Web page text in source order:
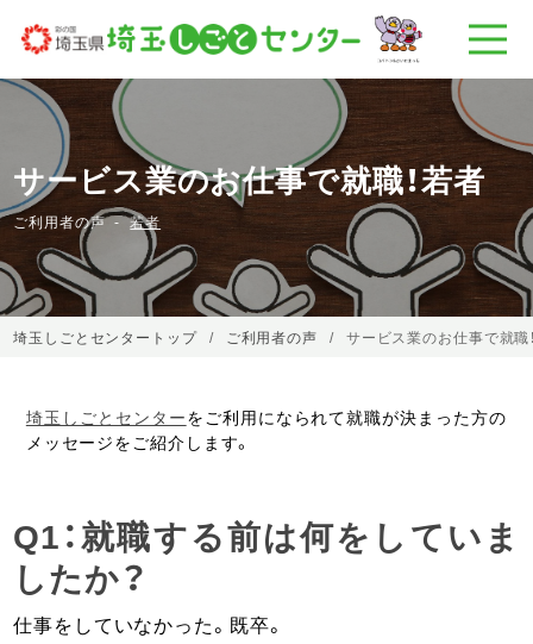
サービス業のお仕事で就職！若者
ご利用者の声 若者
埼玉しごとセンタートップ ご利用者の声 サービス業のお仕事で就職
埼玉しごとセンターをご利用になられて就職が決まった方の
メッセージをご紹介します。
Q1：就職する前は何をしていま
したか？
仕事をしていなかった。既卒。